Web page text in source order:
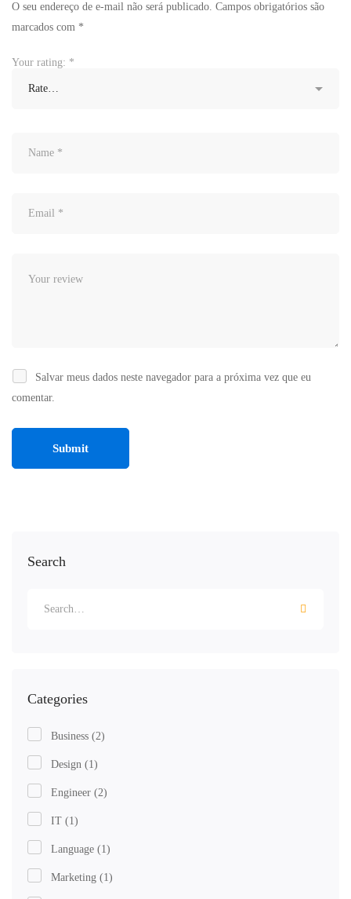
Search
Categories
Business (2)
Design (1)
Engineer (2)
IT (1)
Language (1)
Marketing (1)
O seu endereço de e-mail não será publicado. Campos obrigatórios são
marcados com *
Your rating: *
Salvar meus dados neste navegador para a próxima vez que eu
comentar.